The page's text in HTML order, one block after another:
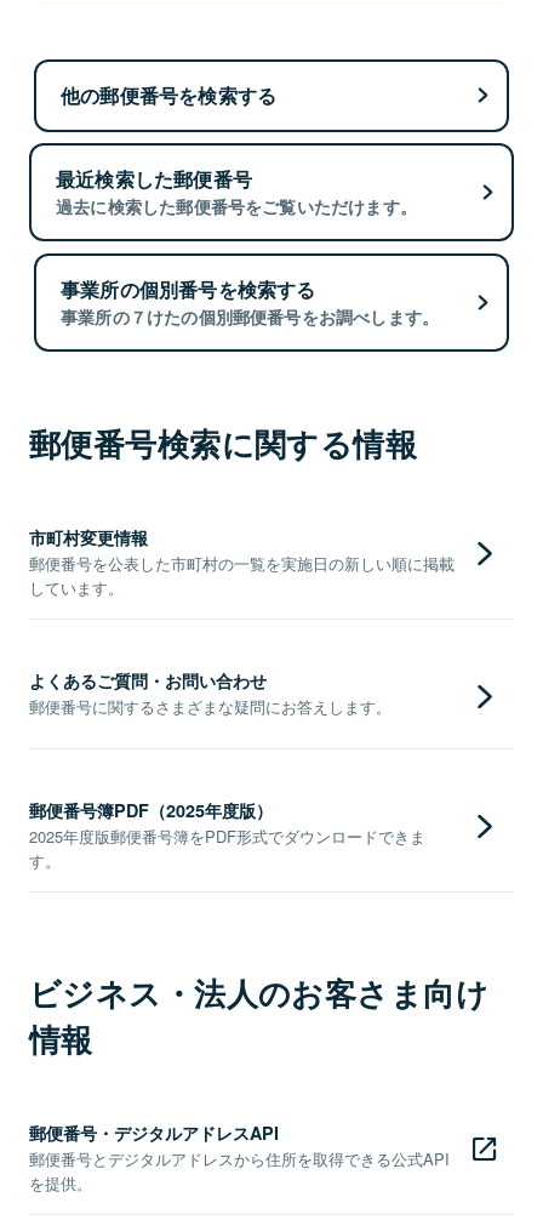
他の郵便番号を検索する
最近検索した郵便番号
過去に検索した郵便番号をご覧いただけます。
事業所の個別番号を検索する
事業所の７けたの個別郵便番号をお調べします。
郵便番号検索に関する情報
市町村変更情報
郵便番号を公表した市町村の一覧を実施日の新しい順に掲載
しています。
よくあるご質問・お問い合わせ
郵便番号に関するさまざまな疑問にお答えします。
郵便番号簿PDF（2025年度版）
2025年度版郵便番号簿をPDF形式でダウンロードできま
す。
ビジネス・法人のお客さま向け
情報
郵便番号・デジタルアドレスAPI
郵便番号とデジタルアドレスから住所を取得できる公式API
を提供。